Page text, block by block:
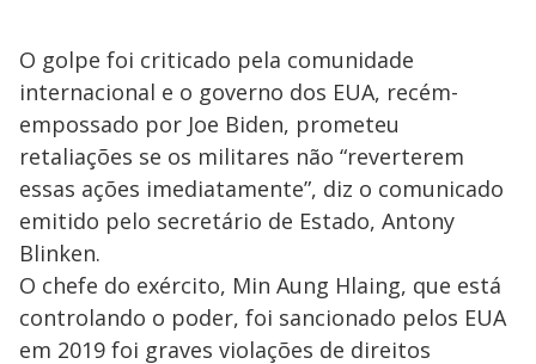
O golpe foi criticado pela comunidade
internacional e o governo dos EUA, recém-
empossado por Joe Biden, prometeu
retaliações se os militares não “reverterem
essas ações imediatamente”, diz o comunicado
emitido pelo secretário de Estado, Antony
Blinken.
O chefe do exército, Min Aung Hlaing, que está
controlando o poder, foi sancionado pelos EUA
em 2019 foi graves violações de direitos